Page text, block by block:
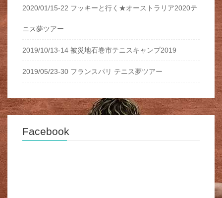
2020/01/15-22 フッキーと行く★オーストラリア2020テ
ニス夢ツアー
2019/10/13-14 被災地石巻市テニスキャンプ2019
2019/05/23-30 フランスパリ テニス夢ツアー
Facebook